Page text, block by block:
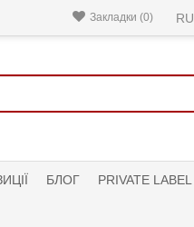
RU
Закладки (0)
БЛОГ PRIVATE LABEL